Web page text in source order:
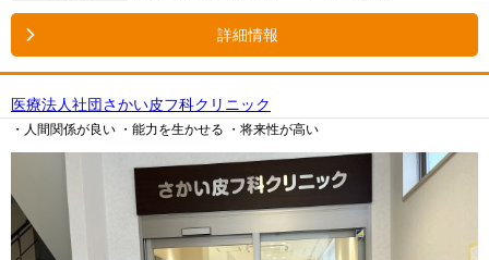
詳細情報
医療法人社団さかい皮フ科クリニック
・人間関係が良い ・能力を生かせる ・将来性が高い